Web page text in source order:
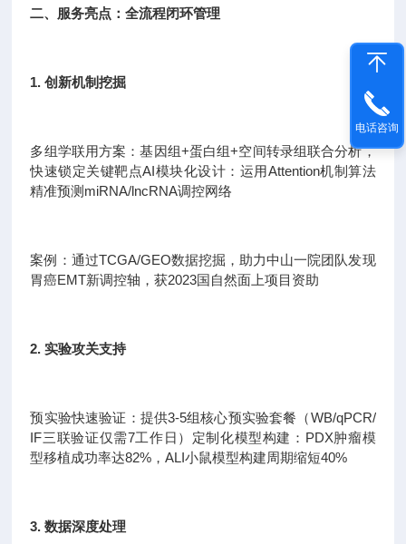
二、服务亮点：全流程闭环管理
1. 创新机制挖掘
多组学联用方案：基因组+蛋白组+空间转录组联合分析，
快速锁定关键靶点AI模块化设计：运用Attention机制算法
精准预测miRNA/lncRNA调控网络
案例：通过TCGA/GEO数据挖掘，助力中山一院团队发现
胃癌EMT新调控轴，获2023国自然面上项目资助
2. 实验攻关支持
预实验快速验证：提供3-5组核心预实验套餐（WB/qPCR/
IF三联验证仅需7工作日）定制化模型构建：PDX肿瘤模
型移植成功率达82%，ALI小鼠模型构建周期缩短40%
3. 数据深度处理
电话咨询